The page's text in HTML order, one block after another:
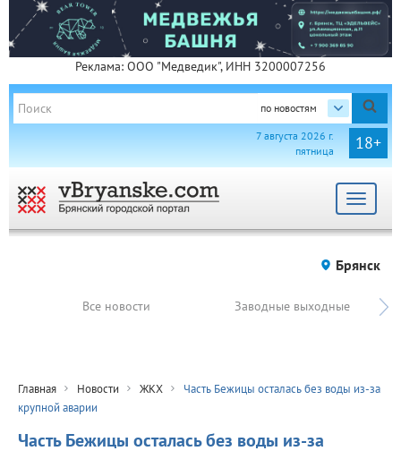
Реклама: ООО "Медведик", ИНН 3200007256
по новостям
18+
7 августа 2026 г.
пятница
Toggle
Брянск
Все новости Заводные выходные
Главная Новости ЖКХ
Часть Бежицы осталась без воды из-за
крупной аварии
Часть Бежицы осталась без воды из-за